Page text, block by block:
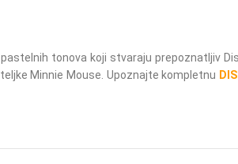
tonova koji stvaraju prepoznatljiv
Minnie Mouse. Upoznajte kompletnu